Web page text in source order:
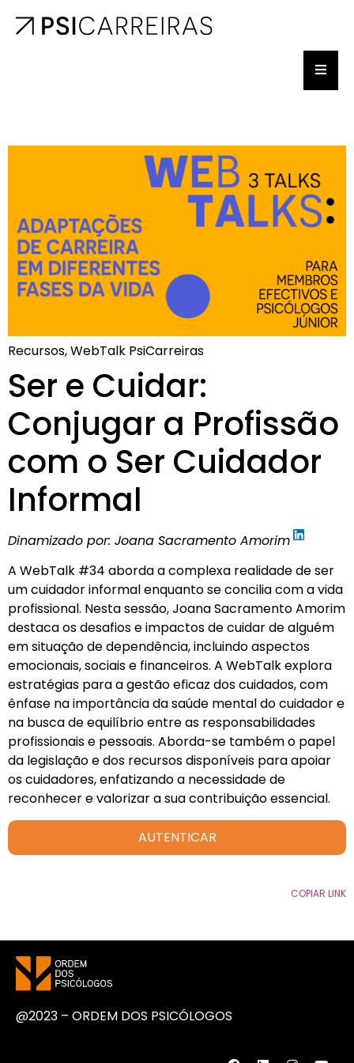
Recursos, WebTalk PsiCarreiras
Ser e Cuidar:
Conjugar a Profissão
com o Ser Cuidador
Informal
Dinamizado por: Joana Sacramento Amorim
A WebTalk #34 aborda a complexa realidade de ser
um cuidador informal enquanto se concilia com a vida
profissional. Nesta sessão, Joana Sacramento Amorim
destaca os desafios e impactos de cuidar de alguém
em situação de dependência, incluindo aspectos
emocionais, sociais e financeiros. A WebTalk explora
estratégias para a gestão eficaz dos cuidados, com
ênfase na importância da saúde mental do cuidador e
na busca de equilíbrio entre as responsabilidades
profissionais e pessoais. Aborda-se também o papel
da legislação e dos recursos disponíveis para apoiar
os cuidadores, enfatizando a necessidade de
reconhecer e valorizar a sua contribuição essencial.
AUTENTICAR
COPIAR LINK
@2023 – ORDEM DOS PSICÓLOGOS